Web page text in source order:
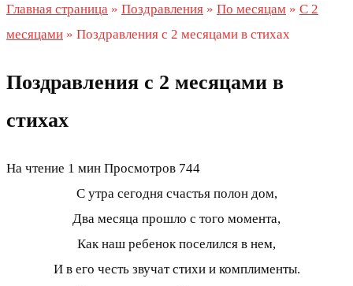
Главная страница » Поздравления » По месяцам » С 2
месяцами » Поздравления с 2 месяцами в стихах
Поздравления с 2 месяцами в
стихах
На чтение 1 мин Просмотров 744
С утра сегодня счастья полон дом,
Два месяца прошло с того момента,
Как наш ребенок поселился в нем,
И в его честь звучат стихи и комплименты.